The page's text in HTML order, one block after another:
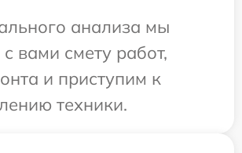
анализа мы
вами смету работ,
и приступим к
техники.